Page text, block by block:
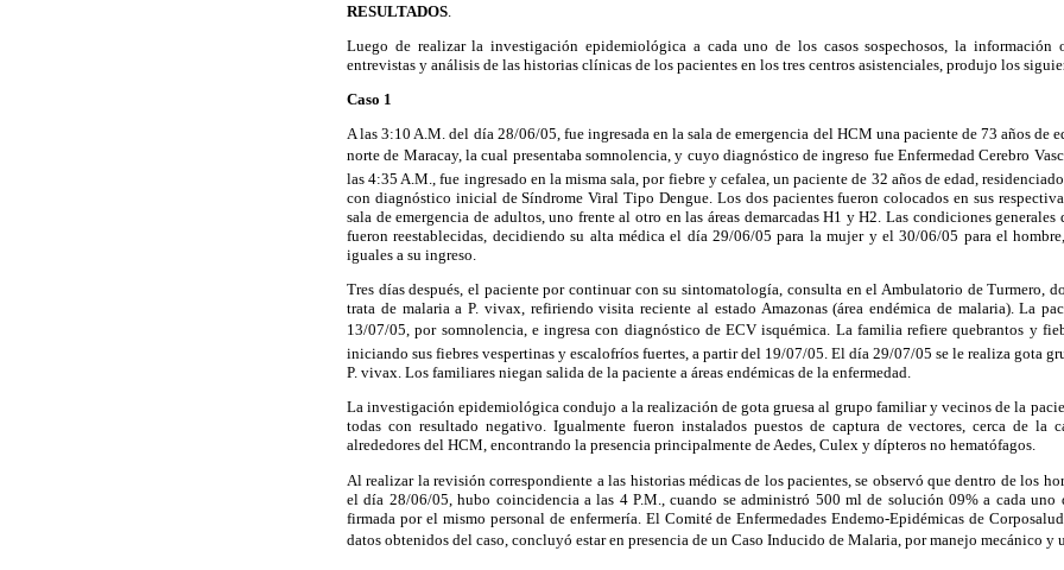
RESULTADOS
Luego de realizar la investigación epidemiológica a cada uno de los casos sospechosos, la información
entrevistas y análisis de las historias clínicas de los pacientes en los tres centros asistenciales, produjo los
Caso 1
A las 3:10 A.M. del día 28/06/05, fue ingresada en la sala de emergencia del HCM una paciente de 73 años de
norte de Maracay, la cual presentaba somnolencia, y cuyo diagnóstico de ingreso fue Enfermedad Cerebro
las 4:35 A.M., fue ingresado en la misma sala, por fiebre y cefalea, un paciente de 32 años de edad,
con diagnóstico inicial de Síndrome Viral Tipo Dengue. Los dos pacientes fueron colocados en sus
sala de emergencia de adultos, uno frente al otro en las áreas demarcadas H1 y H2. Las condiciones generales
fueron reestablecidas, decidiendo su alta médica el día 29/06/05 para la mujer y el 30/06/05 para el
iguales a su ingreso.
Tres días después, el paciente por continuar con su sintomatología, consulta en el Ambulatorio de Turmero,
trata de malaria a P. vivax, refiriendo visita reciente al estado Amazonas (área endémica de malaria). La
13/07/05, por somnolencia, e ingresa con diagnóstico de ECV isquémica. La familia refiere quebrantos y
iniciando sus fiebres vespertinas y escalofríos fuertes, a partir del 19/07/05. El día 29/07/05 se le realiza gota
P. vivax. Los familiares niegan salida de la paciente a áreas endémicas de la enfermedad.
La investigación epidemiológica condujo a la realización de gota gruesa al grupo familiar y vecinos de la
todas con resultado negativo. Igualmente fueron instalados puestos de captura de vectores, cerca de la
alrededores del HCM, encontrando la presencia principalmente de Aedes, Culex y dípteros no hematófagos.
Al realizar la revisión correspondiente a las historias médicas de los pacientes, se observó que dentro de los
el día 28/06/05, hubo coincidencia a las 4 P.M., cuando se administró 500 ml de solución 09% a cada uno
firmada por el mismo personal de enfermería. El Comité de Enfermedades Endemo-Epidémicas de
datos obtenidos del caso, concluyó estar en presencia de un Caso Inducido de Malaria, por manejo mecánico y